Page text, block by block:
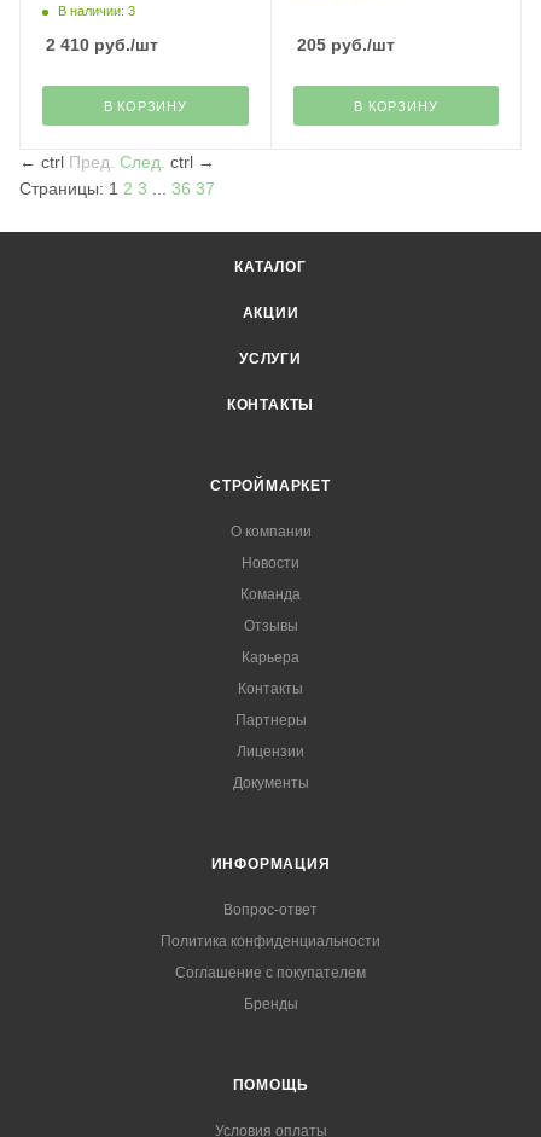
В наличии: 3
2 410 руб./шт
В КОРЗИНУ
205руб./шт
В КОРЗИНУ
← ctrl Пред. След. ctrl →
Страницы: 1 2 3 36 37
КАТАЛОГ
АКЦИИ
УСЛУГИ
КОНТАКТЫ
СТРОЙМАРКЕТ
О компании
Новости
Команда
Отзывы
Карьера
Контакты
Партнеры
Лицензии
Документы
ИНФОРМАЦИЯ
Вопрос-ответ
Политика конфиденциальности
Соглашение с покупателем
Бренды
ПОМОЩЬ
Условия оплаты